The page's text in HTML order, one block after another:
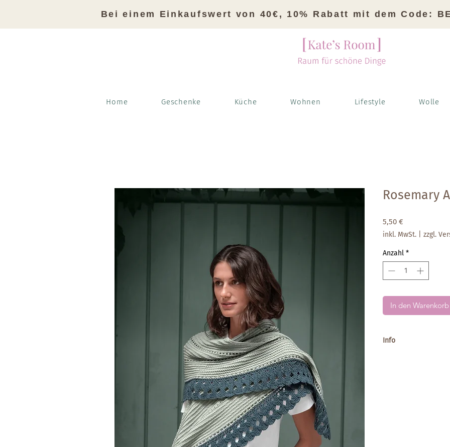
Bei einem Einkaufswert von 40€, 10% Rabatt mit dem Code:
Home Geschenke Küche Wohnen Lifestyle Wolle
Rosemary
5,50 €
inkl. MwSt. zzgl.
Anzahl *
In den Warenkorb
Info